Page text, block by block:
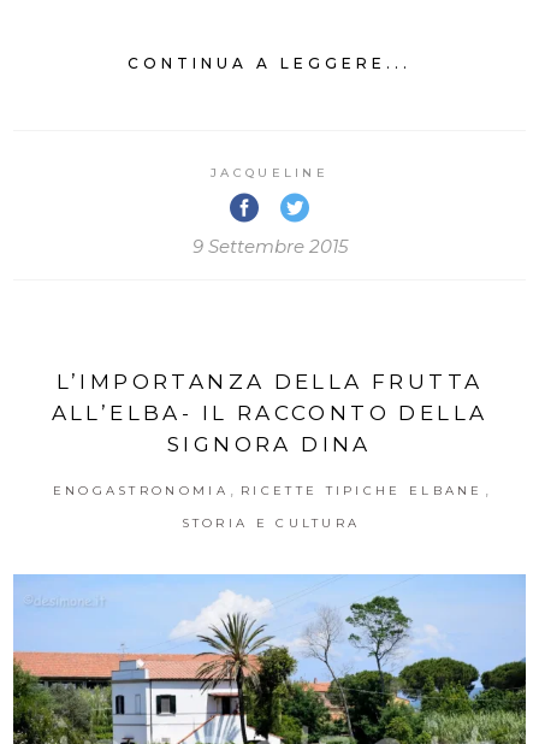
CONTINUA A LEGGERE...
JACQUELINE
9 Settembre 2015
L’IMPORTANZA DELLA FRUTTA
ALL’ELBA- IL RACCONTO DELLA
SIGNORA DINA
ENOGASTRONOMIA RICETTE TIPICHE ELBANE
STORIA E CULTURA